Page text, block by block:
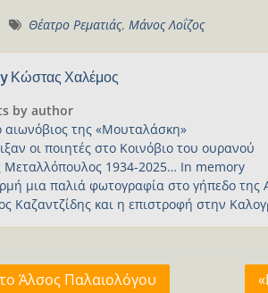
Θέατρο Ρεματιάς, Μάνος Λοΐζος
Κώστας Χαλέμος
by author
αιωνόβιος της «Μουταλάσκη»
οι ποιητές στο Κοινόβιο του ουρανού
Μεταλλόπουλος 1934-2025… In memory
μια παλιά φωτογραφία στο γήπεδο της
Καζαντζίδης και η επιστροφή στην
Άλσος Παλαιολόγου